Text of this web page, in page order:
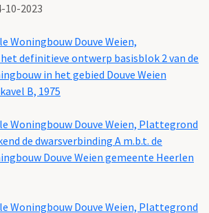
2023
Woningbouw Douve Weien,
definitieve ontwerp basisblok 2 van de
in het gebied Douve Weien
B, 1975
Woningbouw Douve Weien, Plattegrond
de dwarsverbinding A m.b.t. de
Douve Weien gemeente Heerlen
Woningbouw Douve Weien, Plattegrond